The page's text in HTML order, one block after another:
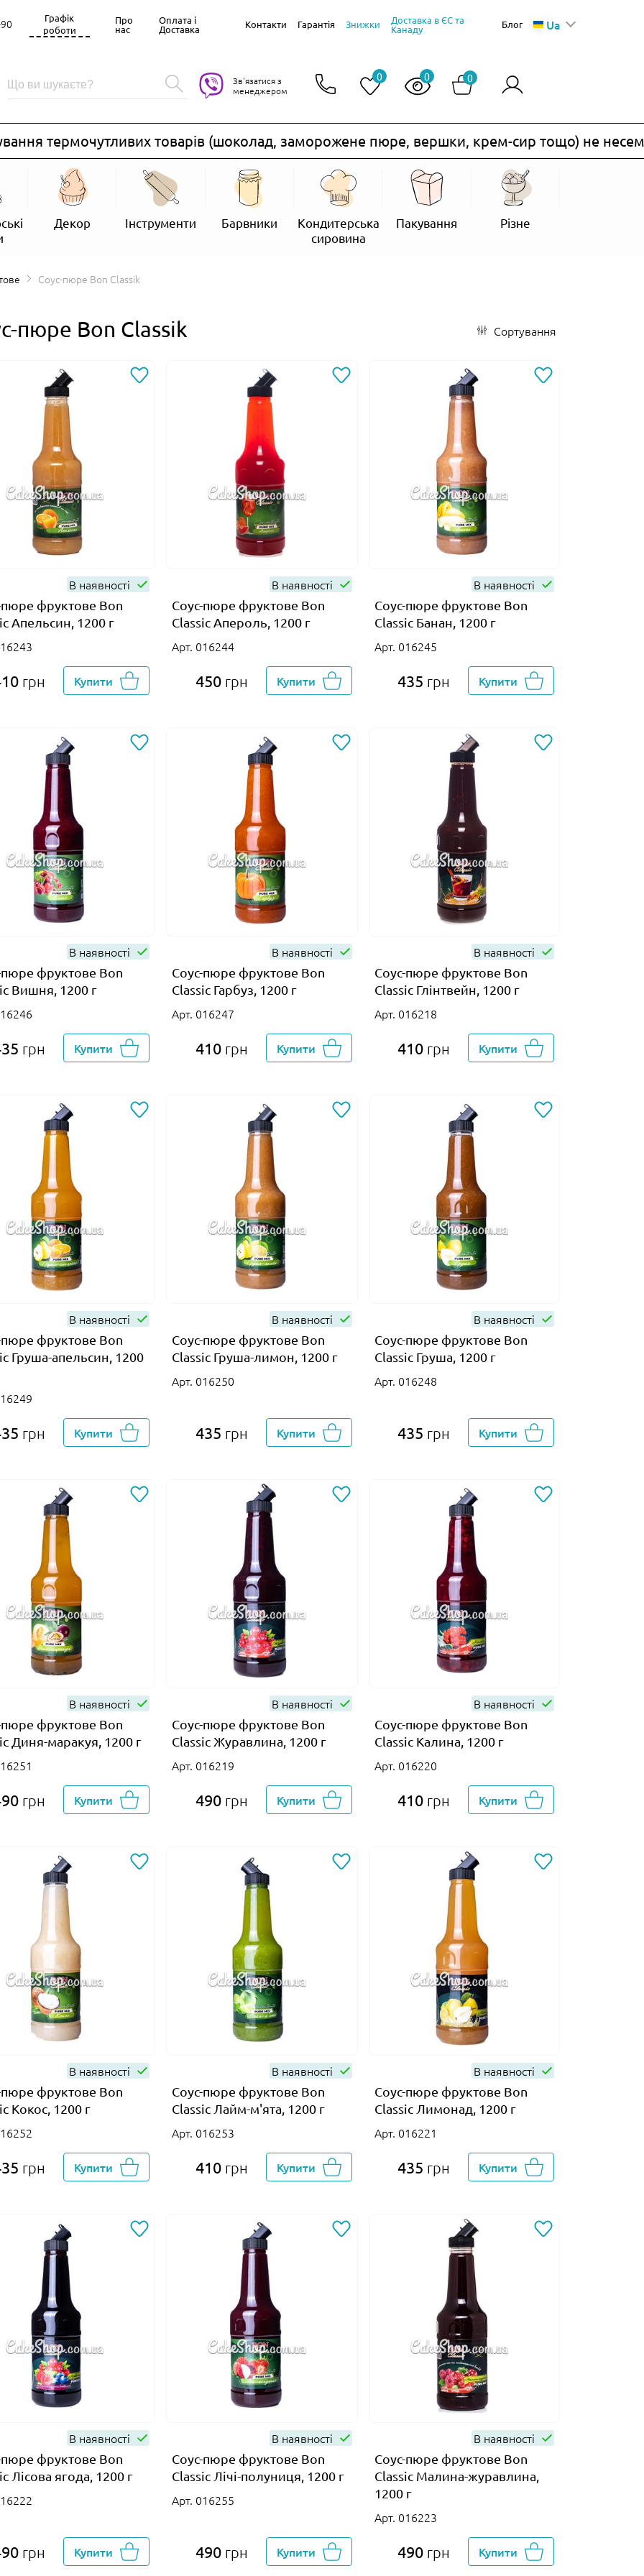
0
0 0
Зв'язатися з
менеджером
Графік
роботи
Про
нас
Оплата і
Доставка Контакти Гарантія Знижки Доставка в ЄС та
Канаду Блог Ua
термочутливих товарів (шоколад, заморожене пюре, вершки, крем-сир тощо) не несемо.
Декор Інструменти Барвники
Кондитерська
сировина
Пакування Різне
Соус-пюре Bon Classik
Сортування
пюре Bon Classik
В наявності
пюре фруктове Bon
Апельсин, 1200 г
грн Купити
В наявності
Соус-пюре фруктове Bon
Classic Апероль, 1200 г
Арт. 016244
450грн Купити
В наявності
Соус-пюре фруктове Bon
Classic Банан, 1200 г
Арт. 016245
435 грн Купити
В наявності
пюре фруктове Bon
Вишня, 1200 г
грн Купити
В наявності
Соус-пюре фруктове Bon
Classic Гарбуз, 1200 г
Арт. 016247
410грн Купити
В наявності
Соус-пюре фруктове Bon
Classic Глінтвейн, 1200 г
Арт. 016218
410грн Купити
В наявності
пюре фруктове Bon
Груша-апельсин, 1200
грн Купити
В наявності
Соус-пюре фруктове Bon
Classic Груша-лимон, 1200 г
Арт. 016250
435 грн Купити
В наявності
Соус-пюре фруктове Bon
Classic Груша, 1200 г
Арт. 016248
435 грн Купити
В наявності
пюре фруктове Bon
Диня-маракуя, 1200 г
грн Купити
В наявності
Соус-пюре фруктове Bon
Classic Журавлина, 1200 г
Арт. 016219
490грн Купити
В наявності
Соус-пюре фруктове Bon
Classic Калина, 1200 г
Арт. 016220
410грн Купити
В наявності
пюре фруктове Bon
Кокос, 1200 г
грн Купити
В наявності
Соус-пюре фруктове Bon
Classic Лайм-м'ята, 1200 г
Арт. 016253
410грн Купити
В наявності
Соус-пюре фруктове Bon
Classic Лимонад, 1200 г
Арт. 016221
435 грн Купити
В наявності
пюре фруктове Bon
Лісова ягода, 1200 г
грн Купити
В наявності
Соус-пюре фруктове Bon
Classic Лічі-полуниця, 1200 г
Арт. 016255
490грн Купити
В наявності
Соус-пюре фруктове Bon
Classic Малина-журавлина,
1200 г
Арт. 016223
490грн Купити